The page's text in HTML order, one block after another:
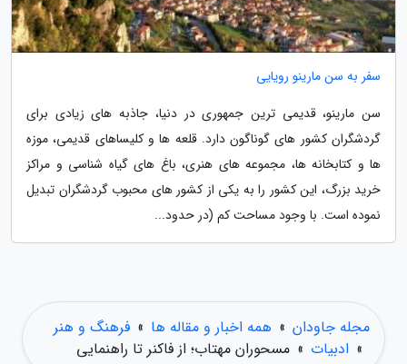
سفر به سن مارینو رویایی
سن مارینو، قدیمی ترین جمهوری در دنیا، جاذبه های زیادی برای
گردشگران کشور های گوناگون دارد. قلعه ها و کلیساهای قدیمی، موزه
ها و کتابخانه ها، مجموعه های هنری، باغ های گیاه شناسی و مراکز
خرید بزرگ، این کشور را به یکی از کشور های محبوب گردشگران تبدیل
نموده است. با وجود مساحت کم (در حدود...
مجله جاودان » همه اخبار و مقاله ها » فرهنگ و هنر
» ادبیات » مسحوران مهتاب؛ از فاکنر تا راهنمایی